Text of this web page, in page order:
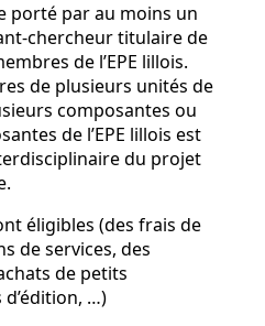
porté par au moins un
chercheur titulaire de
de l’EPE lillois.
de plusieurs unités de
composantes ou
de l’EPE lillois est
du projet
éligibles (des frais de
de services, des
de petits
…)